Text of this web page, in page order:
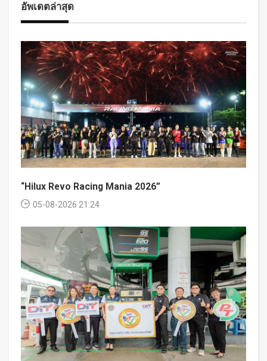
อัพเดตล่าสุด
“Hilux Revo Racing Mania 2026”
05-08-2026 21:24